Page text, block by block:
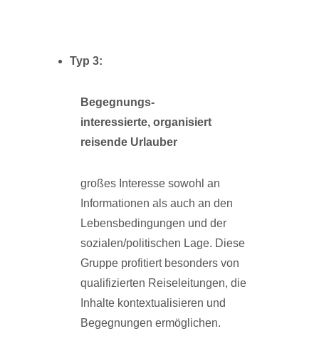
Typ 3:
Begegnungs-
interessierte, organisiert
reisende Urlauber
großes Interesse sowohl an
Informationen als auch an den
Lebensbedingungen und der
sozialen/politischen Lage. Diese
Gruppe profitiert besonders von
qualifizierten Reiseleitungen, die
Inhalte kontextualisieren und
Begegnungen ermöglichen.